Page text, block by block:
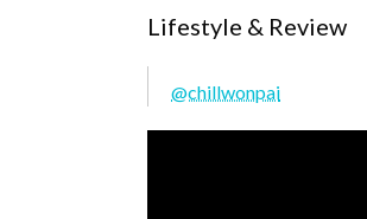
Lifestyle & Review
@chillwonpai